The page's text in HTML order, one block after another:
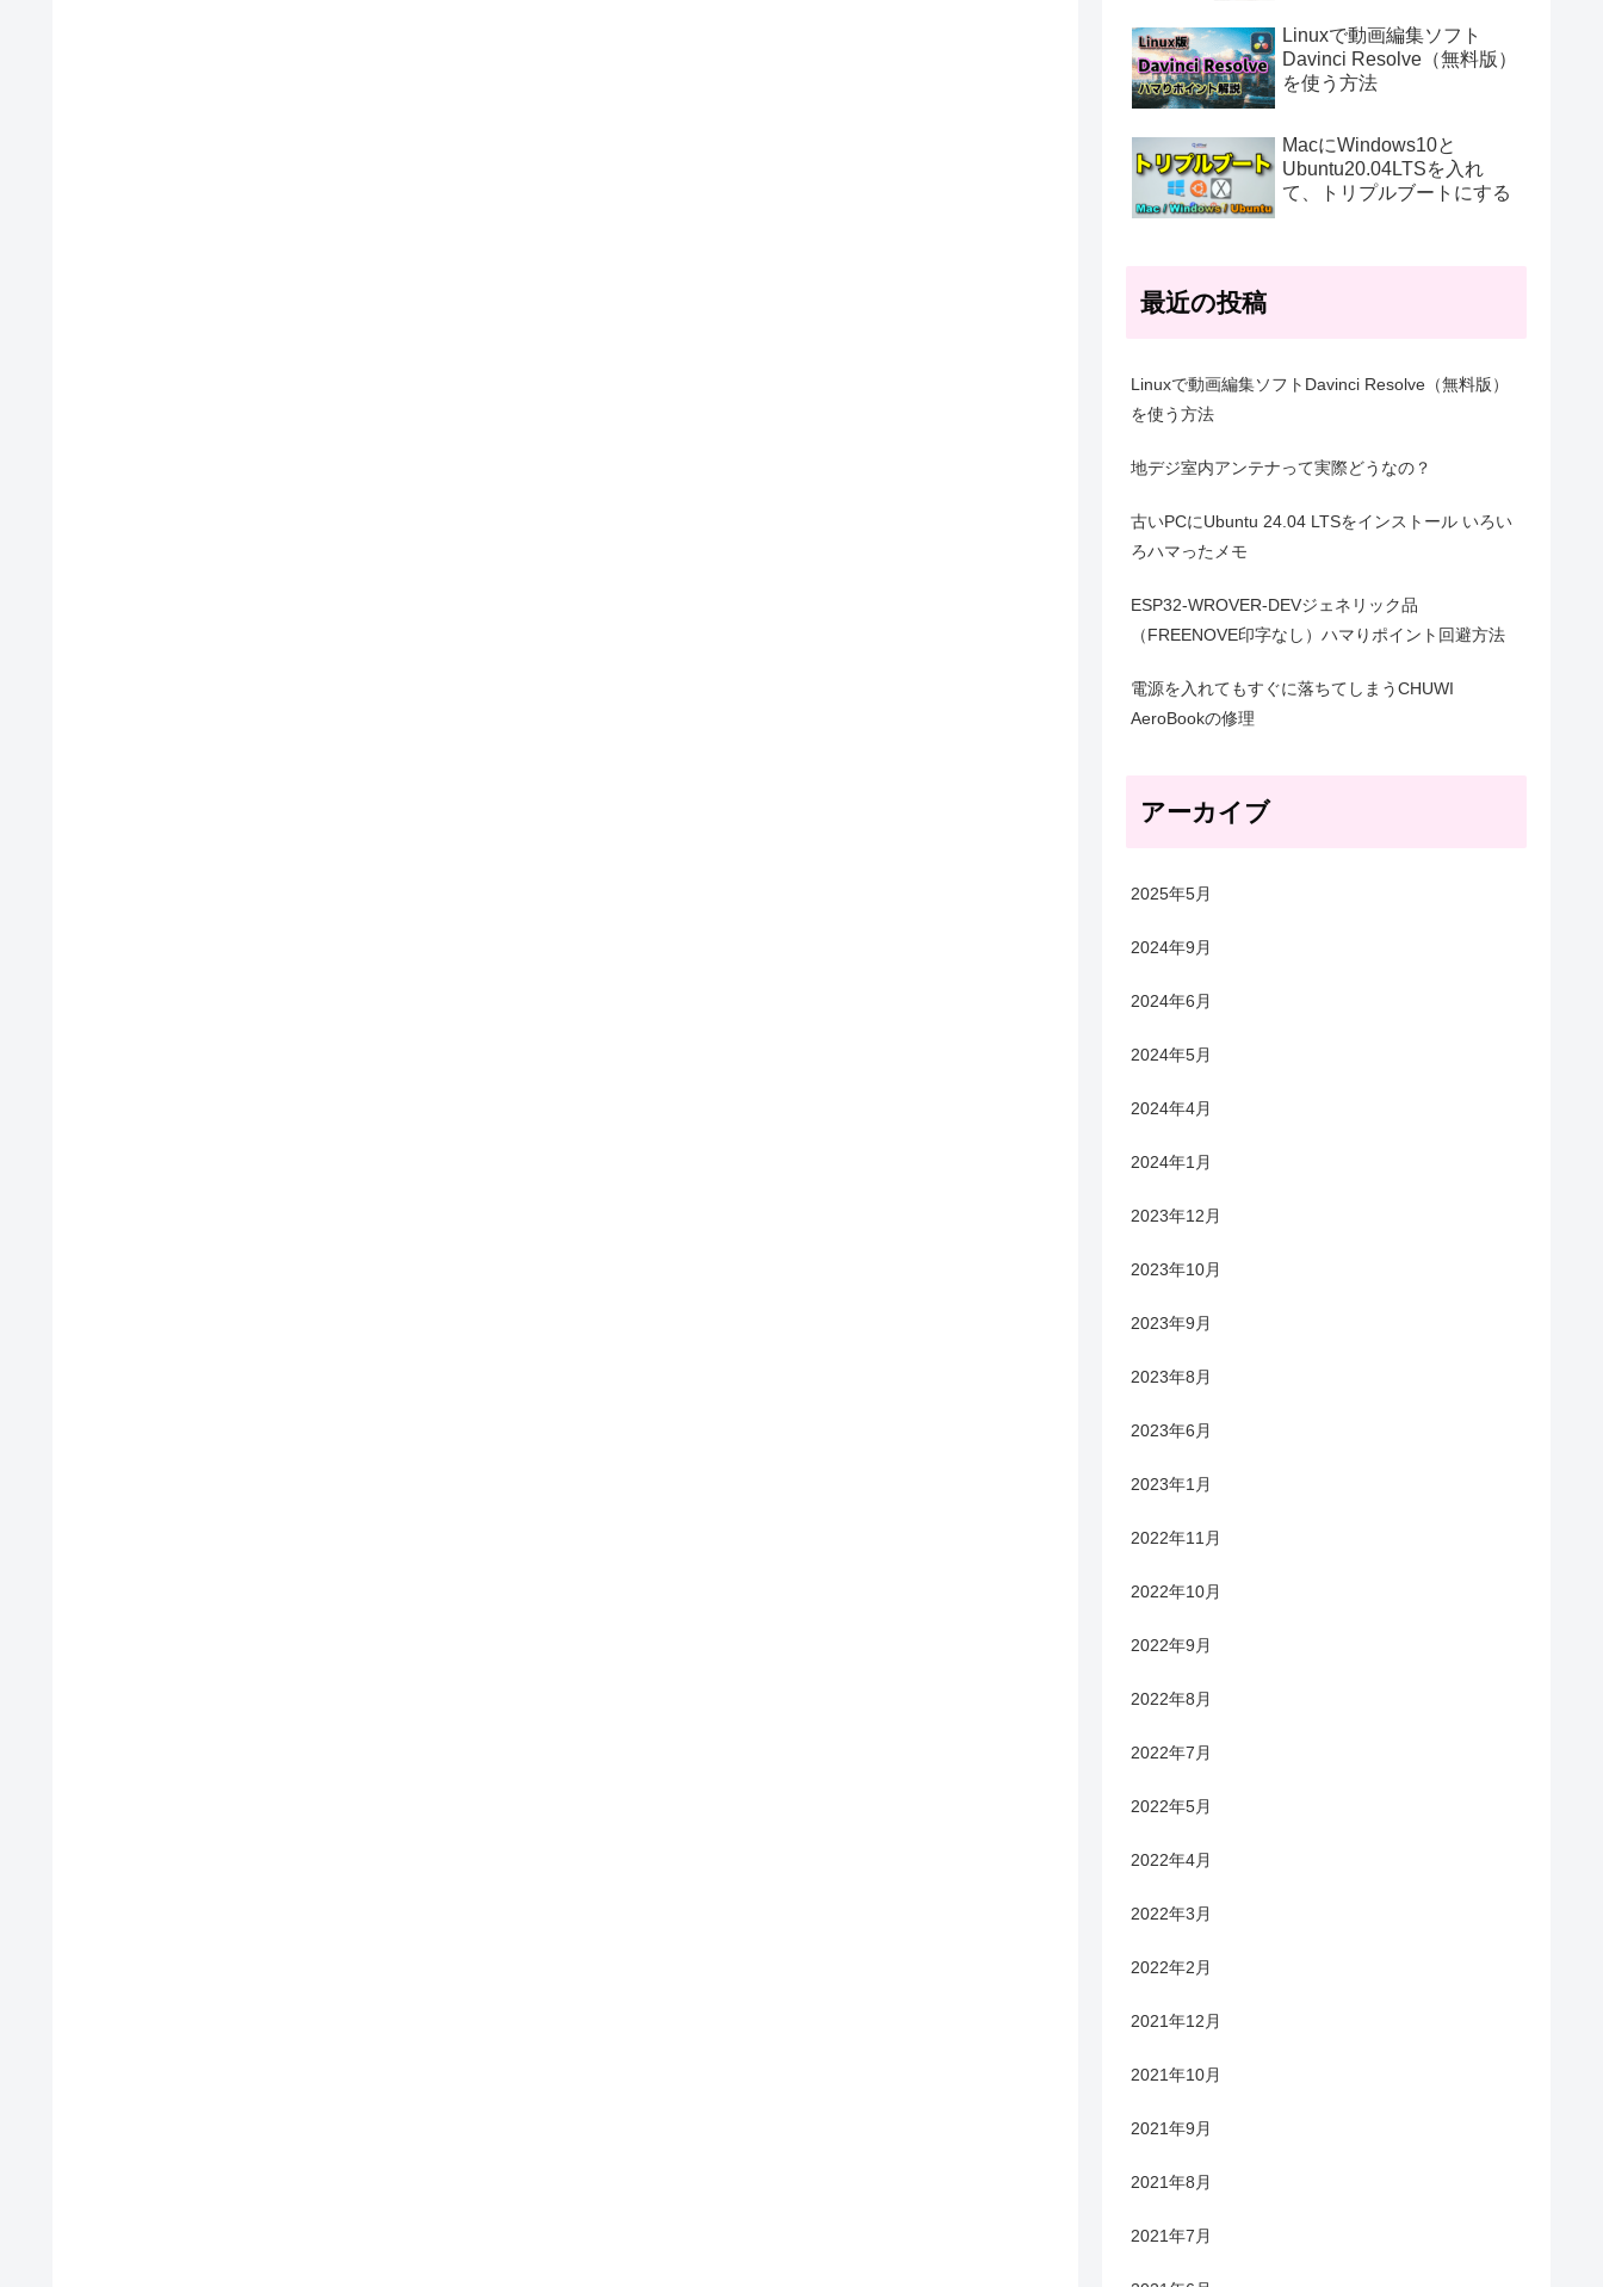
Linuxで動画編集ソフト
Davinci Resolve（無料版）
を使う方法
MacにWindows10と
Ubuntu20.04LTSを入れ
て、トリプルブートにする
最近の投稿
Linuxで動画編集ソフトDavinci Resolve（無料版）
を使う方法
地デジ室内アンテナって実際どうなの？
古いPCにUbuntu 24.04 LTSをインストール いろい
ろハマったメモ
ESP32-WROVER-DEVジェネリック品
（FREENOVE印字なし）ハマりポイント回避方法
電源を入れてもすぐに落ちてしまうCHUWI
AeroBookの修理
アーカイブ
2025年5月
2024年9月
2024年6月
2024年5月
2024年4月
2024年1月
2023年12月
2023年10月
2023年9月
2023年8月
2023年6月
2023年1月
2022年11月
2022年10月
2022年9月
2022年8月
2022年7月
2022年5月
2022年4月
2022年3月
2022年2月
2021年12月
2021年10月
2021年9月
2021年8月
2021年7月